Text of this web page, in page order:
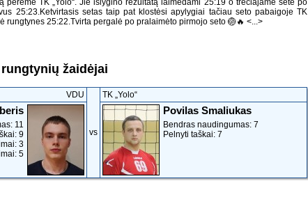
perėmė TK „Yolo“. Jie išlygino rezultatą laimėdami 25:19 o trečiajame sete po
25:23.Ketvirtasis setas taip pat klostėsi apylygiai tačiau seto pabaigoje TK
rungtynes 25:22.Tvirta pergalė po pralaimėto pirmojo seto 🏐🔥 <...>
žaidėjai
VDU
vs
TK „Yolo“
11
9
3
5
Povilas Smaliukas
Bendras naudingumas: 7
Pelnyti taškai: 7